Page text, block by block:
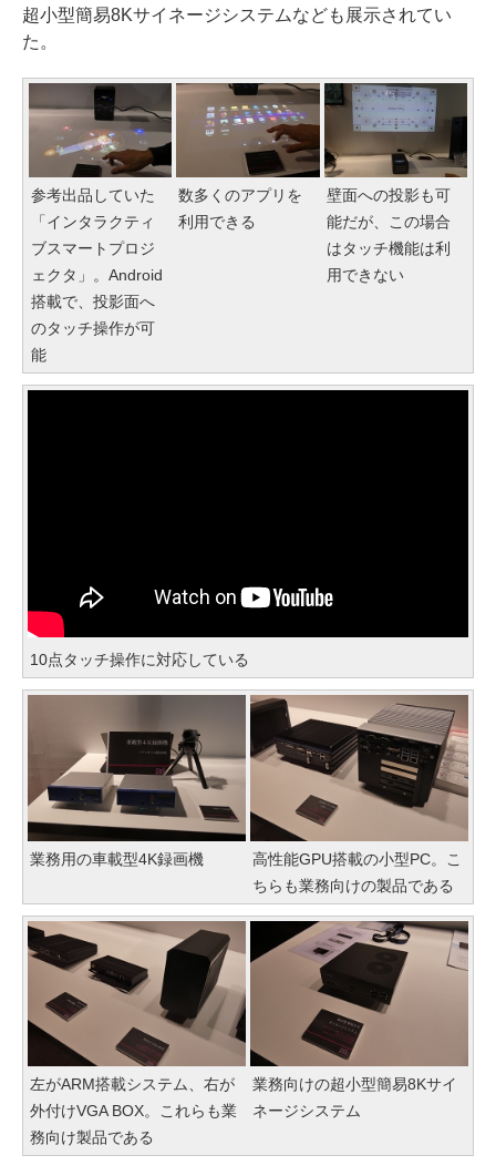
超小型簡易8Kサイネージシステムなども展示されてい
た。
参考出品していた
「インタラクティ
ブスマートプロジ
ェクタ」。Android
搭載で、投影面へ
のタッチ操作が可
能
数多くのアプリを
利用できる
壁面への投影も可
能だが、この場合
はタッチ機能は利
用できない
10点タッチ操作に対応している
業務用の車載型4K録画機
高性能GPU搭載の小型PC。こ
ちらも業務向けの製品である
左がARM搭載システム、右が
外付けVGA BOX。これらも業
務向け製品である
業務向けの超小型簡易8Kサイ
ネージシステム